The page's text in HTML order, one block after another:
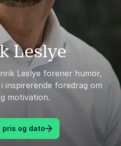
Leslye
Leslye forener humor,
inspirerende foredrag om
motivation.
pris og dato